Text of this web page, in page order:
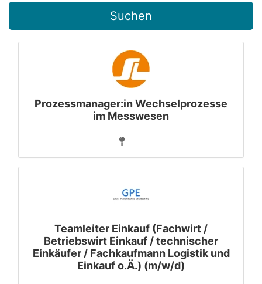
Suchen
Prozessmanager:in Wechselprozesse
im Messwesen
Teamleiter Einkauf (Fachwirt /
Betriebswirt Einkauf / technischer
Einkäufer / Fachkaufmann Logistik und
Einkauf o.Ä.) (m/w/d)